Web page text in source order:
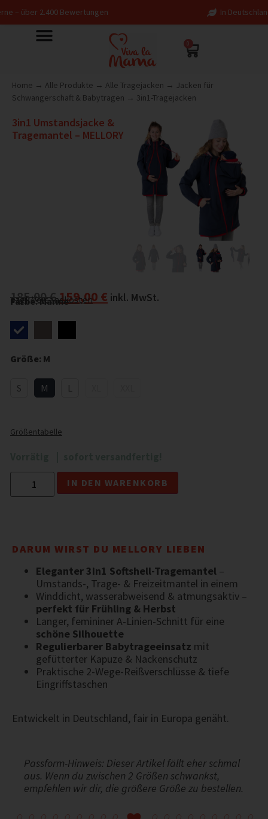
In Deutschland entworfen –
0
Home → Alle Produkte → Alle Tragejacken → Jacken für
Schwangerschaft & Babytragen → 3in1-Tragejacken
3in1 Umstandsjacke &
Tragemantel – MELLORY
185,00€159,00 € inkl. MwSt.
zzgl.Versandkosten
Größe: M
S M L
Größentabelle
Farbe:Marine
IN DEN WARENKORB
DARUM WIRST DU MELLORY LIEBEN
Eleganter 3in1 Softshell-Tragemantel –
Umstands-, Trage- & Freizeitmantel in einem
Winddicht, wasserabweisend & atmungsaktiv –
perfekt für Frühling & Herbst
Langer, femininer A-Linien-Schnitt für eine
schöne Silhouette
Regulierbarer Babytrageeinsatz mit
gefütterter Kapuze & Nackenschutz
Praktische 2-Wege-Reißverschlüsse & tiefe
Eingriffstaschen
Entwickelt in Deutschland, fair in Europa genäht.
Passform-Hinweis: Dieser Artikel fällt eher schmal
aus. Wenn du zwischen 2 Größen schwankst,
empfehlen wir dir, die größere Größe zu bestellen.